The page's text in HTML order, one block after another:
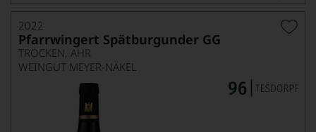
2022
Pfarrwingert Spätburgunder GG
TROCKEN, AHR
WEINGUT MEYER-NÄKEL